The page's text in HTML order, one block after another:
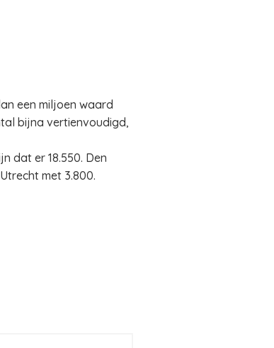
een miljoen waard
bijna vertienvoudigd,
dat er 18.550. Den
met 3.800.